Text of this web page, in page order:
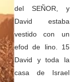
del SEÑOR, y
David estaba
vestido con un
efod de lino. 15
David y toda la
casa de Israel